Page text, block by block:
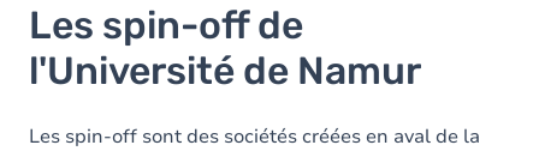
Les spin-off de
l'Université de Namur
Les spin-off sont des sociétés créées en aval de la